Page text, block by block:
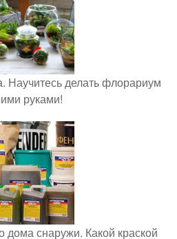
Научитесь делать флорариум
руками!
дома снаружи. Какой краской